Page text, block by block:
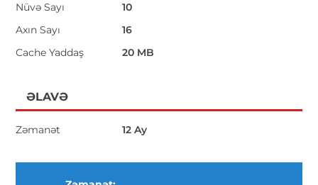
Nüvə Sayı
10
Axın Sayı
16
Cache Yaddaş
20 MB
ƏLAVƏ
Zəmanət 12 Ay